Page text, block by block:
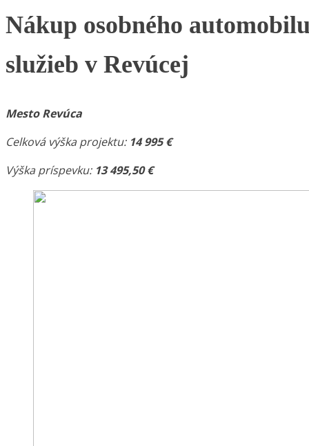
Nákup osobného
služieb v Revúcej
Mesto Revúca
Celková výška projektu: 14 995 €
Výška príspevku: 13 495,50 €